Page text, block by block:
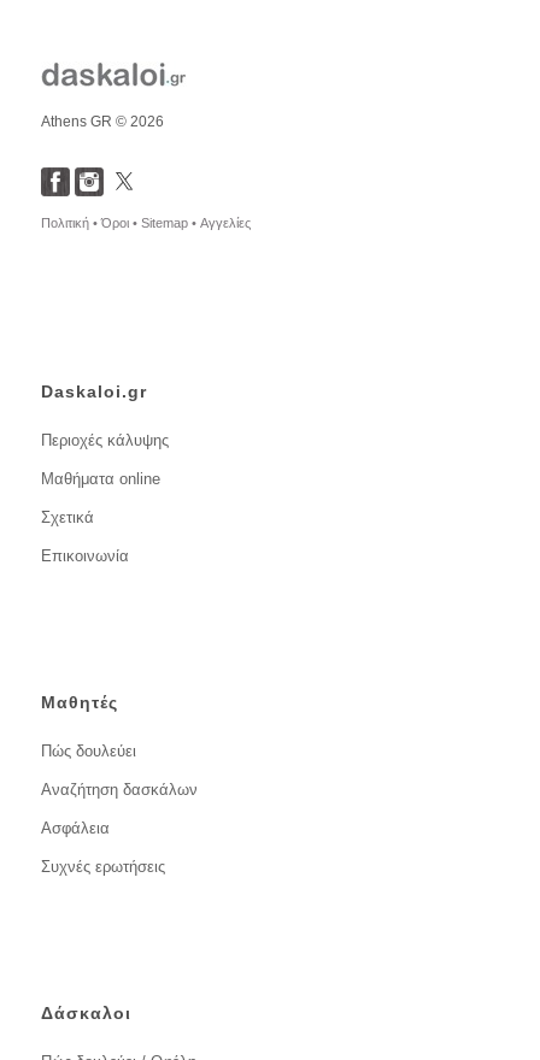
Athens GR © 2026
Πολιτική •Όροι • Sitemap • Αγγελίες
Daskaloi.gr
Περιοχές κάλυψης
Μαθήματα online
Σχετικά
Επικοινωνία
Μαθητές
Πώς δουλεύει
Αναζήτηση δασκάλων
Ασφάλεια
Συχνές ερωτήσεις
Δάσκαλοι